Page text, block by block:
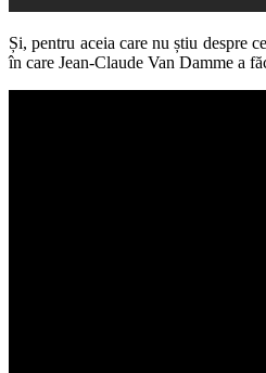
Și, pentru aceia care nu știu despre
în care Jean-Claude Van Damme a